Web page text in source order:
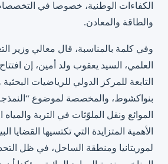
الكفاءات الوطنية، خصوصا في التخصصات
والطاقة والمعادن.
وفي كلمة بالمناسبة، قال معالي وزير
العلمي، السيد يعقوب ولد أمين، إن
بنواكشوط، والمخصصة لموضوع “النمذجة
الموائع ونقل الملوّثات في التربة
الأهمية المتزايدة التي تكتسيها القضايا
لموريتانيا ومنطقة الساحل، في ظل